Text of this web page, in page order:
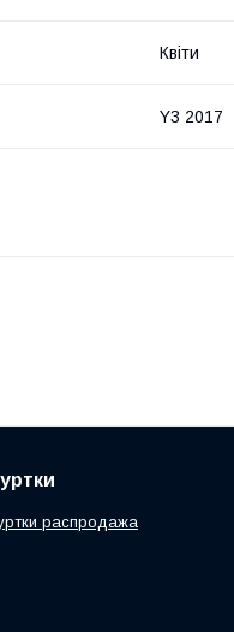
Квіти
Y3 2017
распродажа